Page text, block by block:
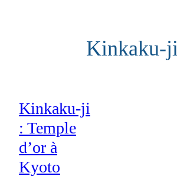
Kinkaku-ji
Kinkaku-ji
: Temple
d’or à
Kyoto